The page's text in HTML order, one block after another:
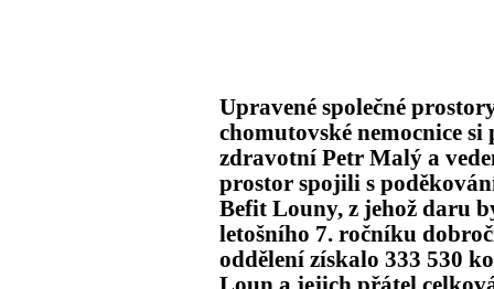
Upravené společné
chomutovské nemocnice
zdravotní Petr Malý a
prostor spojili s
Befit Louny, z jehož daru
letošního 7. ročníku
oddělení získalo 333 530